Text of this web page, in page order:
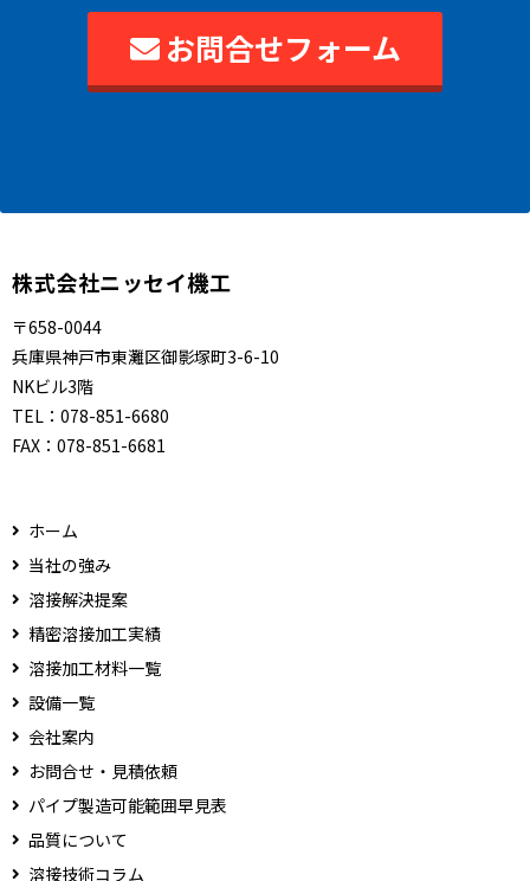
お問合せフォーム
株式会社ニッセイ機工
〒658-0044
兵庫県神戸市東灘区御影塚町3-6-10
NKビル3階
TEL： 078-851-6680
FAX： 078-851-6681
ホーム
当社の強み
溶接解決提案
精密溶接加工実績
溶接加工材料一覧
設備一覧
会社案内
お問合せ・見積依頼
パイプ製造可能範囲早見表
品質について
溶接技術コラム